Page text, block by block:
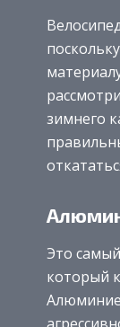
зимнего
Это
который